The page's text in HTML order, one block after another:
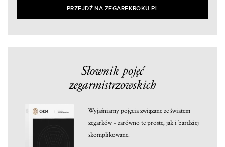
PRZEJDŹ NA ZEGAREKROKU.PL
Słownik pojęć
zegarmistrzowskich
Wyjaśniamy pojęcia związane ze światem
zegarków – zarówno te proste, jak i bardziej
skomplikowane.